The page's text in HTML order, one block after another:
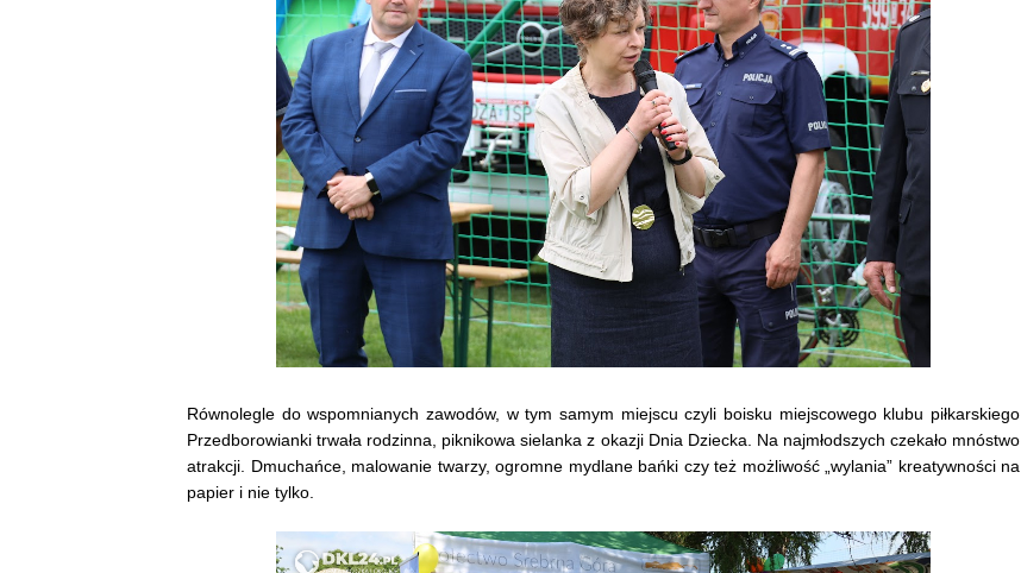
Równolegle do wspomnianych zawodów, w tym samym miejscu czyli boisku miejscowego klubu piłkarskiego
Przedborowianki trwała rodzinna, piknikowa sielanka z okazji Dnia Dziecka. Na najmłodszych czekało mnóstwo
atrakcji. Dmuchańce, malowanie twarzy, ogromne mydlane bańki czy też możliwość „wylania” kreatywności na
papier i nie tylko.